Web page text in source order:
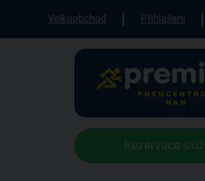
Velkoobchod Přihlášení
Rezervace